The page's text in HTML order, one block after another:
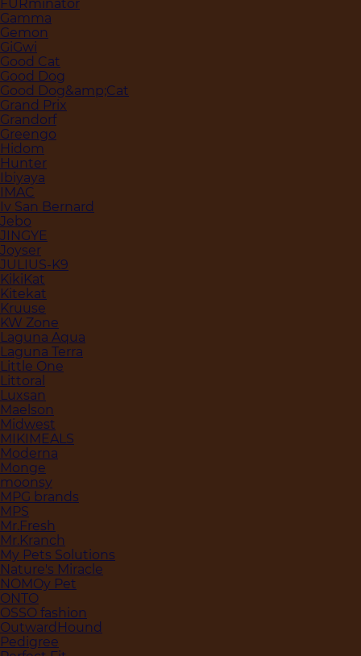
FURminator
Gamma
Gemon
GiGwi
Good Cat
Good Dog
Good Dog&amp;Cat
Grand Prix
Grandorf
Greengo
Hidom
Hunter
Ibiyaya
IMAC
Iv San Bernard
Jebo
JINGYE
Joyser
JULIUS-K9
KikiKat
Kitekat
Kruuse
KW Zone
Laguna Aqua
Laguna Terra
Little One
Littoral
Luxsan
Maelson
Midwest
MIKIMEALS
Moderna
Monge
moonsy
MPG brands
MPS
Mr.Fresh
Mr.Kranch
My Pets Solutions
Nature's Miracle
NOMOy Pet
ONTO
OSSO fashion
OutwardHound
Pedigree